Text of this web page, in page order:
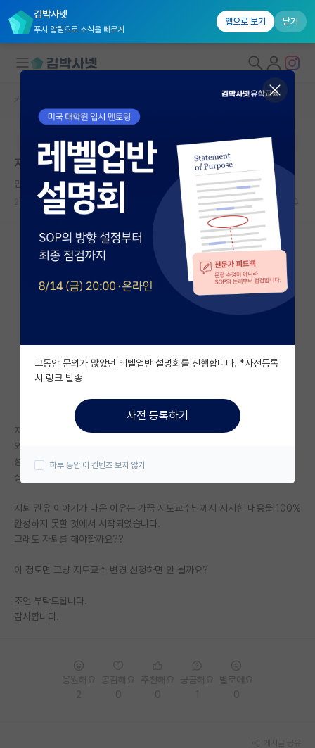
김박사넷
푸시 알림으로 소식을 빠르게
앱으로 보기 닫기
대학원생 모집
국내대학원 정보
연구실&오픈랩
커뮤니티
커뮤니티 홈
전체글보기
베스트 게시판
자유 게시판(아무개랩)
미국 유학 게시판
미국 대학원 합격 후기 게시판
대학원생 모집 게시판
연구실(PI) 홍보 게시판
석박사 채용 정보 게시판
임용 정보 게시판
학부 인턴 게시판
취업 게시판
임용 후기 게시판
커뮤니티 홈
본문이 수정되지 않는 박제글입니다.
지도교수 자퇴 권유를 따라야 할까요?
만만한 제인 오스틴
2024.08.09 15 3486
지도교수님의 자퇴를 권유를 따라야 할까요?
외국에서 20년 동안 살다 보니까
성인이 되어서 한국에 다시 왔는데 사실 한국 문화에 대해
잘 모르는 부분이 많습니다.
지퇴 권유 이야기가 나온 이유는 가끔 지도교수님께서 지시한 내용을 100%
완성하지 못할 것에서 시작되었습니다.
그래도 자퇴를 해야할까요??
이 정도면 그냥 지도교수 변경 신청하면 안 될까요?
조언 부탁드립니다.
감사합니다.
그동안 문의가 많았던 레벨업반 설명회를 진행합니다. *사전등록
시 링크 발송
사전 등록하기
하루 동안 이 컨텐츠 보지 않기